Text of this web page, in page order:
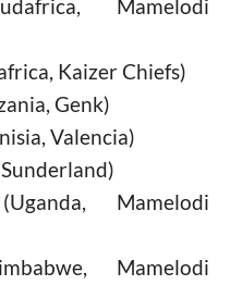
Mamelodi
Kaizer Chiefs)
Genk)
Valencia)
Mamelodi
Mamelodi